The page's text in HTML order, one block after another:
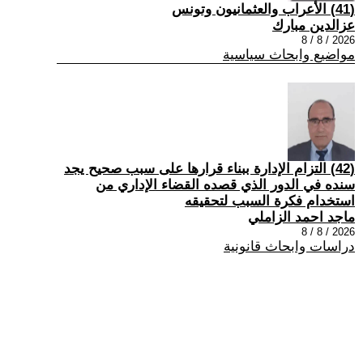
(41) الأعراب والعثمانيون وتونس
عزالدين مبارك
2026 / 8 / 8
مواضيع وابحاث سياسية
(42) التزام الإدارة ببناء قرارها على سبب صحیح یجد
سنده في الدور الذي قصده القضاء الإداري من
استخدام فكرة السبب لتحقیقه
ماجد احمد الزاملي
2026 / 8 / 8
دراسات وابحاث قانونية